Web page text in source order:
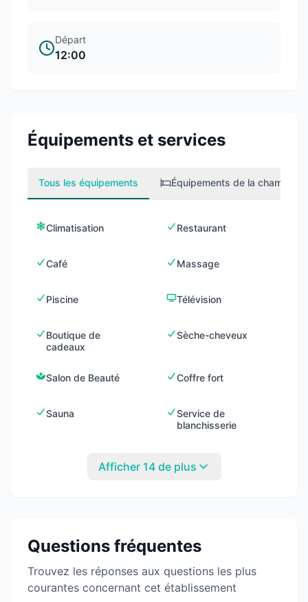
Départ
12:00
Équipements et services
Tous les équipements Équipements de la chambre
Climatisation Restaurant
Café Massage
Piscine Télévision
Boutique de
cadeaux
Sèche-cheveux
Salon de Beauté Coffre fort
Sauna
Service de
blanchisserie
Afficher 14 de plus
Questions fréquentes
Trouvez les réponses aux questions les plus
courantes concernant cet établissement